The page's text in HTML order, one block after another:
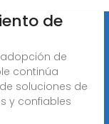
de
de
continúa
soluciones de
y confiables